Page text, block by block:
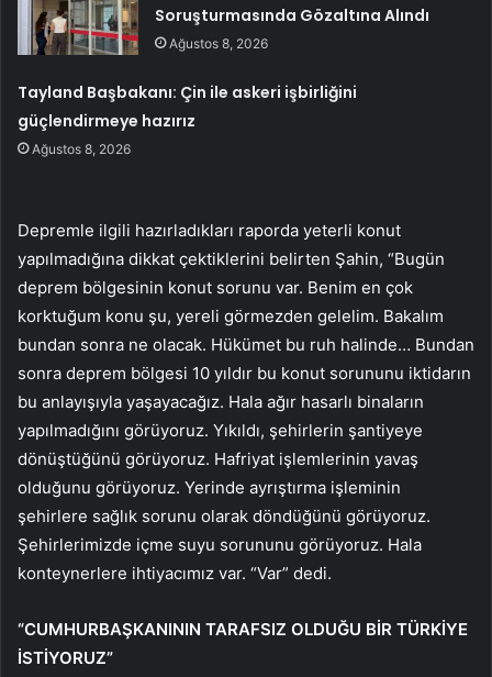
Soruşturmasında Gözaltına Alındı
Ağustos 8, 2026
Tayland Başbakanı: Çin ile askeri işbirliğini
güçlendirmeye hazırız
Ağustos 8, 2026
Depremle ilgili hazırladıkları raporda yeterli konut
yapılmadığına dikkat çektiklerini belirten Şahin, “Bugün
deprem bölgesinin konut sorunu var. Benim en çok
korktuğum konu şu, yereli görmezden gelelim. Bakalım
bundan sonra ne olacak. Hükümet bu ruh halinde… Bundan
sonra deprem bölgesi 10 yıldır bu konut sorununu iktidarın
bu anlayışıyla yaşayacağız. Hala ağır hasarlı binaların
yapılmadığını görüyoruz. Yıkıldı, şehirlerin şantiyeye
dönüştüğünü görüyoruz. Hafriyat işlemlerinin yavaş
olduğunu görüyoruz. Yerinde ayrıştırma işleminin
şehirlere sağlık sorunu olarak döndüğünü görüyoruz.
Şehirlerimizde içme suyu sorununu görüyoruz. Hala
konteynerlere ihtiyacımız var. “Var” dedi.
“CUMHURBAŞKANININ TARAFSIZ OLDUĞU BİR TÜRKİYE
İSTİYORUZ”